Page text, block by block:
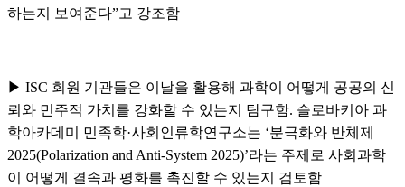
하는지 보여준다”고 강조함
▶ ISC 회원 기관들은 이날을 활용해 과학이 어떻게 공공의 신
뢰와 민주적 가치를 강화할 수 있는지 탐구함. 슬로바키아 과
학아카데미 민족학·사회인류학연구소는 ‘분극화와 반체제
2025(Polarization and Anti-System 2025)’라는 주제로 사회과학
이 어떻게 결속과 평화를 촉진할 수 있는지 검토함